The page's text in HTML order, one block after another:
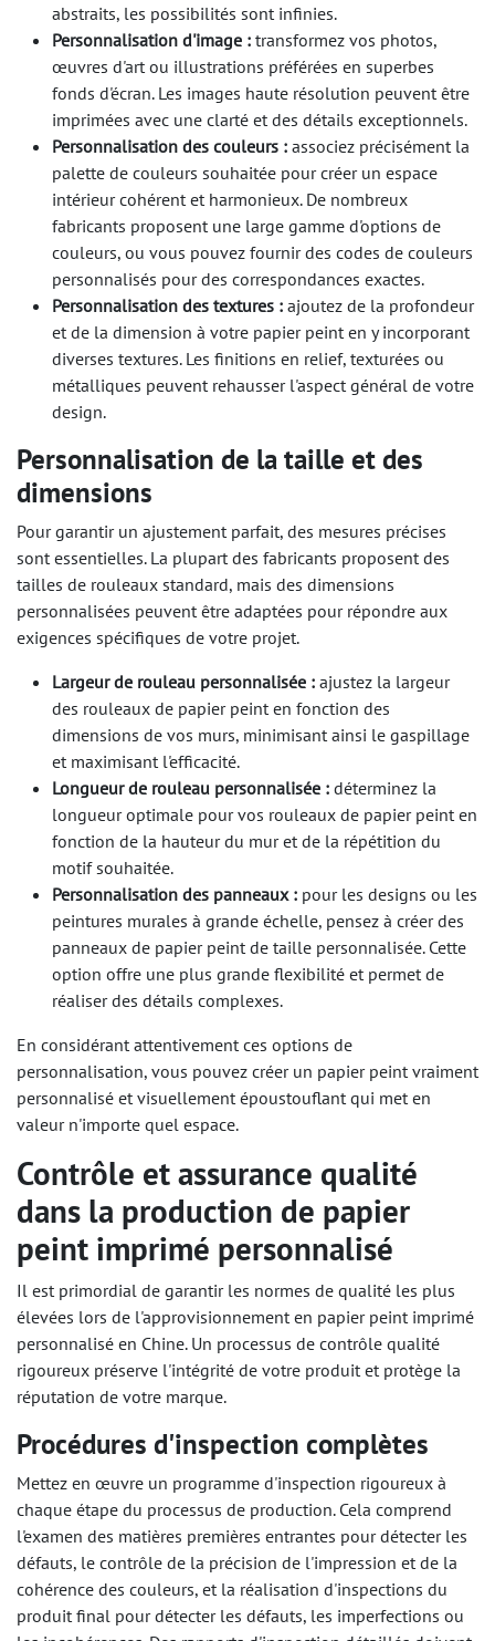
abstraits, les possibilités sont infinies.
Personnalisation d'image : transformez vos photos,
œuvres d'art ou illustrations préférées en superbes
fonds d'écran. Les images haute résolution peuvent être
imprimées avec une clarté et des détails exceptionnels.
Personnalisation des couleurs : associez précisément la
palette de couleurs souhaitée pour créer un espace
intérieur cohérent et harmonieux. De nombreux
fabricants proposent une large gamme d'options de
couleurs, ou vous pouvez fournir des codes de couleurs
personnalisés pour des correspondances exactes.
Personnalisation des textures : ajoutez de la profondeur
et de la dimension à votre papier peint en y incorporant
diverses textures. Les finitions en relief, texturées ou
métalliques peuvent rehausser l'aspect général de votre
design.
Personnalisation de la taille et des
dimensions
Pour garantir un ajustement parfait, des mesures précises
sont essentielles. La plupart des fabricants proposent des
tailles de rouleaux standard, mais des dimensions
personnalisées peuvent être adaptées pour répondre aux
exigences spécifiques de votre projet.
Largeur de rouleau personnalisée : ajustez la largeur
des rouleaux de papier peint en fonction des
dimensions de vos murs, minimisant ainsi le gaspillage
et maximisant l'efficacité.
Longueur de rouleau personnalisée : déterminez la
longueur optimale pour vos rouleaux de papier peint en
fonction de la hauteur du mur et de la répétition du
motif souhaitée.
Personnalisation des panneaux : pour les designs ou les
peintures murales à grande échelle, pensez à créer des
panneaux de papier peint de taille personnalisée. Cette
option offre une plus grande flexibilité et permet de
réaliser des détails complexes.
En considérant attentivement ces options de
personnalisation, vous pouvez créer un papier peint vraiment
personnalisé et visuellement époustouflant qui met en
valeur n'importe quel espace.
Contrôle et assurance qualité
dans la production de papier
peint imprimé personnalisé
Il est primordial de garantir les normes de qualité les plus
élevées lors de l'approvisionnement en papier peint imprimé
personnalisé en Chine. Un processus de contrôle qualité
rigoureux préserve l'intégrité de votre produit et protège la
réputation de votre marque.
Procédures d'inspection complètes
Mettez en œuvre un programme d'inspection rigoureux à
chaque étape du processus de production. Cela comprend
l'examen des matières premières entrantes pour détecter les
défauts, le contrôle de la précision de l'impression et de la
cohérence des couleurs, et la réalisation d'inspections du
produit final pour détecter les défauts, les imperfections ou